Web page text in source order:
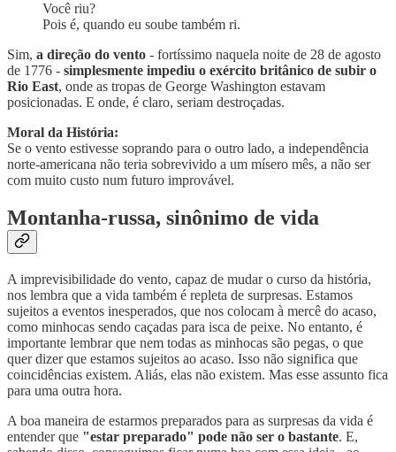
Você riu?
Pois é, quando eu soube também ri.
Sim, a direção do vento - fortíssimo naquela noite de 28 de agosto
de 1776 - simplesmente impediu o exército britânico de subir o
Rio East, onde as tropas de George Washington estavam
posicionadas. E onde, é claro, seriam destroçadas.
Moral da História:
Se o vento estivesse soprando para o outro lado, a independência
norte-americana não teria sobrevivido a um mísero mês, a não ser
com muito custo num futuro improvável.
Montanha-russa, sinônimo de vida
A imprevisibilidade do vento, capaz de mudar o curso da história,
nos lembra que a vida também é repleta de surpresas. Estamos
sujeitos a eventos inesperados, que nos colocam à mercê do acaso,
como minhocas sendo caçadas para isca de peixe. No entanto, é
importante lembrar que nem todas as minhocas são pegas, o que
quer dizer que estamos sujeitos ao acaso. Isso não significa que
coincidências existem. Aliás, elas não existem. Mas esse assunto fica
para uma outra hora.
A boa maneira de estarmos preparados para as surpresas da vida é
entender que "estar preparado" pode não ser o bastante. E,